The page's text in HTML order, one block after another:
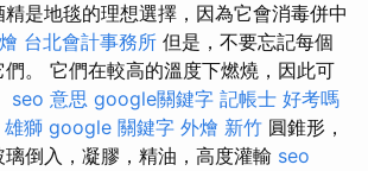
是地毯的理想選擇，因為它會消毒併中
台北會計事務所 但是，不要忘記每個
們。 它們在較高的溫度下燃燒，因此可
seo 意思 google關鍵字 記帳士 好考嗎
雄獅 google 關鍵字 外燴 新竹 圓錐形，
倒入，凝膠，精油，高度灌輸 seo